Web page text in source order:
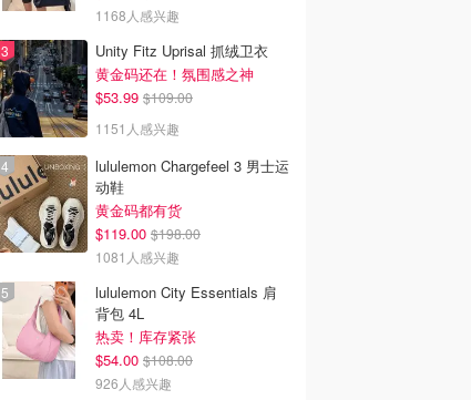
1168人感兴趣
Unity Fitz Uprisal 抓绒卫衣
黄金码还在！氛围感之神
$53.99 $109.00
1151人感兴趣
lululemon Chargefeel 3 男士运
动鞋
黄金码都有货
$119.00 $198.00
1081人感兴趣
lululemon City Essentials 肩
背包 4L
热卖！库存紧张
$54.00 $108.00
926人感兴趣